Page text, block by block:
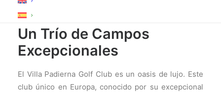
Villa Padierna Golf Club:
Un Trío de Campos
Excepcionales
El Villa Padierna Golf Club es un oasis de lujo. Este
club único en Europa, conocido por su excepcional